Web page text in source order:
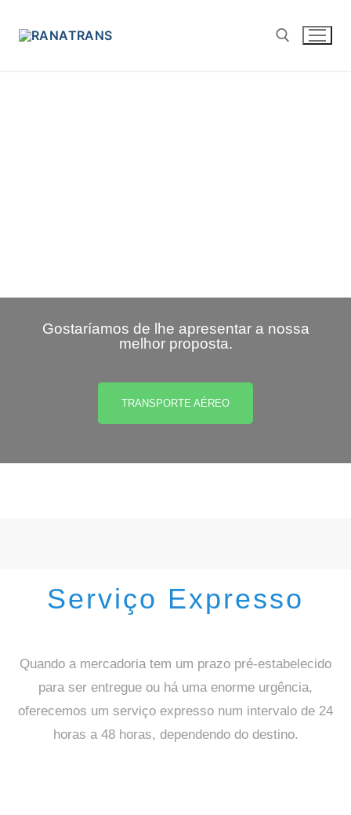
Gostaríamos de lhe apresentar a nossa
melhor proposta.
TRANSPORTE AÉREO
Serviço Expresso
Quando a mercadoria tem um prazo pré-estabelecido
para ser entregue ou há uma enorme urgência,
oferecemos um serviço expresso num intervalo de 24
horas a 48 horas, dependendo do destino.